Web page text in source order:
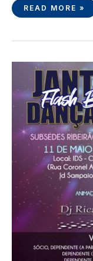
READ MORE »
JANTAR
DANÇANTE
2024
RIBEIRÃO
PRETO
ARARAQUARA